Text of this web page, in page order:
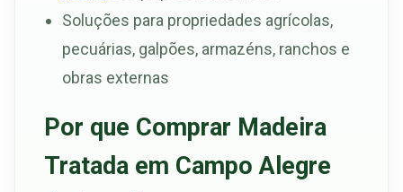
Soluções para propriedades agrícolas,
pecuárias, galpões, armazéns, ranchos e
obras externas
Por que Comprar Madeira
Tratada em Campo Alegre